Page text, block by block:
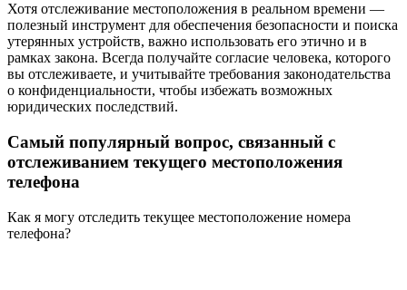
Хотя отслеживание местоположения в реальном времени —
полезный инструмент для обеспечения безопасности и поиска
утерянных устройств, важно использовать его этично и в
рамках закона. Всегда получайте согласие человека, которого
вы отслеживаете, и учитывайте требования законодательства
о конфиденциальности, чтобы избежать возможных
юридических последствий.
Самый популярный вопрос, связанный с
отслеживанием текущего местоположения
телефона
Как я могу отследить текущее местоположение номера
телефона?